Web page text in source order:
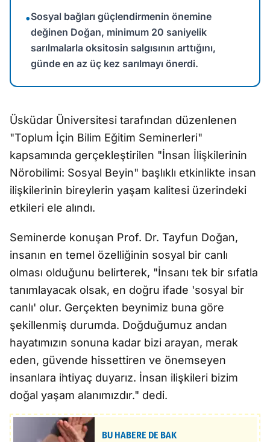
•Sosyal bağları güçlendirmenin önemine
değinen Doğan, minimum 20 saniyelik
sarılmalarla oksitosin salgısının arttığını,
günde en az üç kez sarılmayı önerdi.
Üsküdar Üniversitesi tarafından düzenlenen
"Toplum İçin Bilim Eğitim Seminerleri"
kapsamında gerçekleştirilen "İnsan İlişkilerinin
Nörobilimi: Sosyal Beyin" başlıklı etkinlikte insan
ilişkilerinin bireylerin yaşam kalitesi üzerindeki
etkileri ele alındı.
Seminerde konuşan Prof. Dr. Tayfun Doğan,
insanın en temel özelliğinin sosyal bir canlı
olması olduğunu belirterek, "İnsanı tek bir sıfatla
tanımlayacak olsak, en doğru ifade 'sosyal bir
canlı' olur. Gerçekten beynimiz buna göre
şekillenmiş durumda. Doğduğumuz andan
hayatımızın sonuna kadar bizi arayan, merak
eden, güvende hissettiren ve önemseyen
insanlara ihtiyaç duyarız. İnsan ilişkileri bizim
doğal yaşam alanımızdır." dedi.
BU HABERE DE BAK